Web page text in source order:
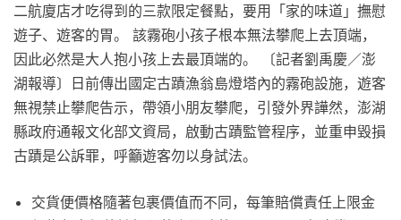
二航廈店才吃得到的三款限定餐點，要用「家的味道」撫慰
遊子、遊客的胃。 該霧砲小孩子根本無法攀爬上去頂端，
因此必然是大人抱小孩上去最頂端的。 〔記者劉禹慶／澎
湖報導〕日前傳出國定古蹟漁翁島燈塔內的霧砲設施，遊客
無視禁止攀爬告示，帶領小朋友攀爬，引發外界譁然，澎湖
縣政府通報文化部文資局，啟動古蹟監管程序，並重申毀損
古蹟是公訴罪，呼籲遊客勿以身試法。
交貨便價格隨著包裹價值而不同，每筆賠償責任上限金